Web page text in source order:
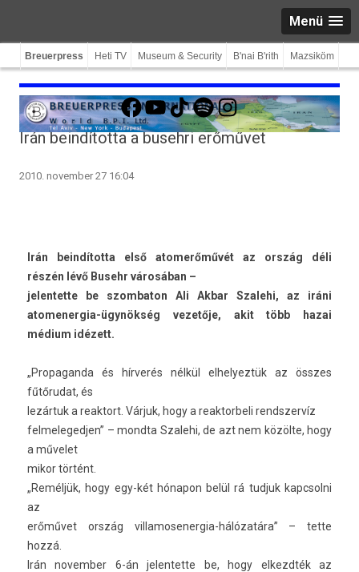
Menü
Breuerpress Heti TV Museum & Security B'nai B'rith Mazsiköm
Facebook
YouTube
TikTokSpotifyInstagram
Irán beindította a busehri erőművet
2010. november 27 16:04
Irán beindította első atomerőművét az ország déli
részén lévő Busehr városában –
jelen­tette be szom­baton Ali Akbar Szalehi, az iráni
atomenergia-ügynökség vezetője, akit több hazai
médium idézett.
„Pro­pagan­da és hírverés nélkül el­helyez­tük az összes
fűtőrudat, és
lezártuk a rea­ktort. Várjuk, hogy a rea­ktor­beli re­ndszer­víz
fel­melegedj­en” – mondta Szalehi, de azt nem közölte, hogy
a művelet
mikor történt.
„Reméljük, hogy egy-két hónapon belül rá tud­juk kapcsol­ni
az
erőművet ország villamosenergia-hálózatára” – tette
hozzá.
Irán novemb­er 6-án jelen­tette be, hogy el­kezdték az